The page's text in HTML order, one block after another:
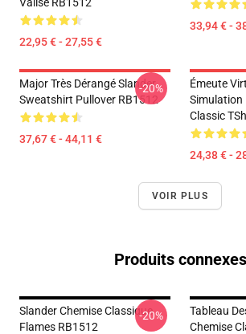
22,95 € - 27,55 €
33,94 € -
Major Très Dérangé Slander
Sweatshirt Pullover RB1512
37,67 € - 44,11 €
-20%
Émeute
Simulation
Classic
24,38 € -
VOIR PLUS
Produits connexes
Slander Chemise Classique
Flames RB1512
-20%
Tableau
Chemise